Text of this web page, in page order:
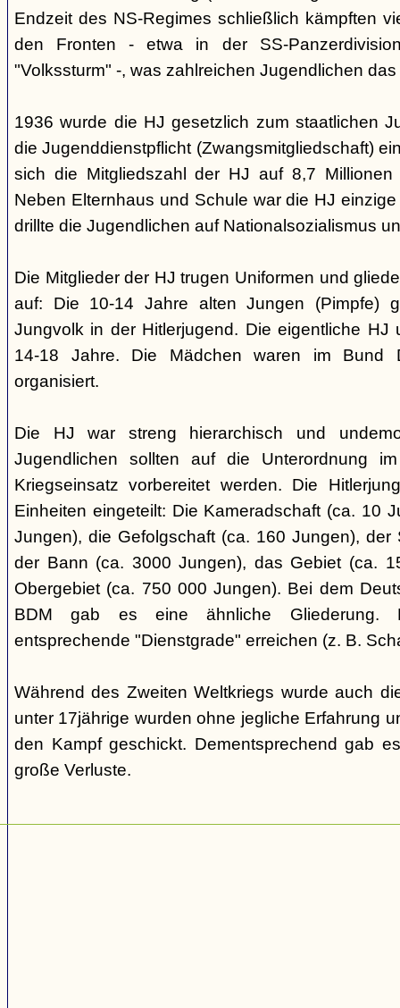
Endzeit des NS-Regimes schließlich kämpften
den Fronten - etwa in der SS-
"Volkssturm" -, was zahlreichen Jugendlichen
1936 wurde die HJ gesetzlich zum staatlichen
die Jugenddienstpflicht (Zwangsmitgliedschaft)
sich die Mitgliedszahl der HJ auf 8,7 Millionen
Neben Elternhaus und Schule war die HJ
drillte die Jugendlichen auf Nationalsozialismus
Die Mitglieder der HJ trugen Uniformen und
auf: Die 10-14 Jahre alten Jungen (Pimpfe)
Jungvolk in der Hitlerjugend. Die eigentliche HJ
14-18 Jahre. Die Mädchen waren im Bund
organisiert.
Die HJ war streng hierarchisch und
Jugendlichen sollten auf die Unterordnung
Kriegseinsatz vorbereitet werden. Die
Einheiten eingeteilt: Die Kameradschaft (ca. 10
Jungen), die Gefolgschaft (ca. 160 Jungen), der
der Bann (ca. 3000 Jungen), das Gebiet (ca.
Obergebiet (ca. 750 000 Jungen). Bei dem
BDM gab es eine ähnliche Gliederung.
entsprechende "Dienstgrade" erreichen (z. B.
Während des Zweiten Weltkriegs wurde auch
unter 17jährige wurden ohne jegliche Erfahrung
den Kampf geschickt. Dementsprechend gab
große Verluste.